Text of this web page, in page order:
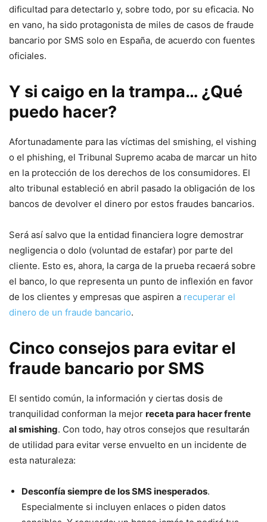
dificultad para detectarlo y, sobre todo, por su eficacia. No
en vano, ha sido protagonista de miles de casos de fraude
bancario por SMS solo en España, de acuerdo con fuentes
oficiales.
Y si caigo en la trampa… ¿Qué
puedo hacer?
Afortunadamente para las víctimas del smishing, el vishing
o el phishing, el Tribunal Supremo acaba de marcar un hito
en la protección de los derechos de los consumidores. El
alto tribunal estableció en abril pasado la obligación de los
bancos de devolver el dinero por estos fraudes bancarios.
Será así salvo que la entidad financiera logre demostrar
negligencia o dolo (voluntad de estafar) por parte del
cliente. Esto es, ahora, la carga de la prueba recaerá sobre
el banco, lo que representa un punto de inflexión en favor
de los clientes y empresas que aspiren a recuperar el
dinero de un fraude bancario.
Cinco consejos para evitar el
fraude bancario por SMS
El sentido común, la información y ciertas dosis de
tranquilidad conforman la mejor receta para hacer frente
al smishing. Con todo, hay otros consejos que resultarán
de utilidad para evitar verse envuelto en un incidente de
esta naturaleza:
Desconfía siempre de los SMS inesperados.
Especialmente si incluyen enlaces o piden datos